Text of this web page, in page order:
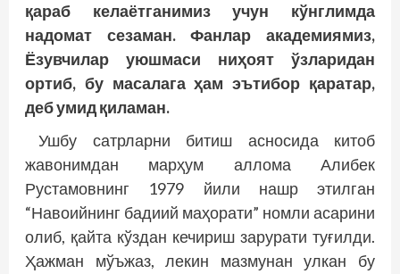
қараб келаётганимиз учун кўнглимда
надомат сезаман. Фанлар академиямиз,
Ёзувчилар уюшмаси ниҳоят ўзларидан
ортиб, бу масалага ҳам эътибор қаратар,
деб умид қиламан.
Ушбу сатрларни битиш асносида китоб
жавонимдан марҳум аллома Алибек
Рустамовнинг 1979 йили нашр этилган
“Навоийнинг бадиий маҳорати” номли асарини
олиб, қайта кўздан кечириш зарурати туғилди.
Ҳажман мўъжаз, лекин мазмунан улкан бу